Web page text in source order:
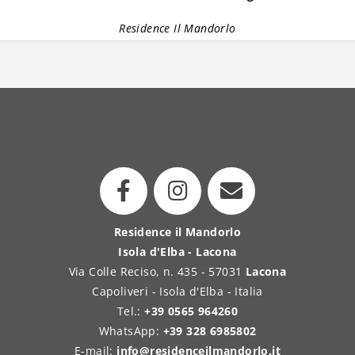
Residence Il Mandorlo
Residence il Mandorlo
Isola d'Elba - Lacona
Via Colle Reciso, n. 435 - 57031 Lacona
Capoliveri - Isola d'Elba - Italia
Tel.:+39 0565 964260
WhatsApp: +39 328 6985802
E-mail: info@residenceilmandorlo.it